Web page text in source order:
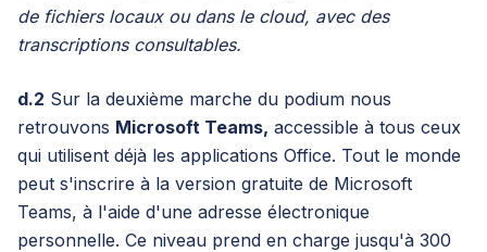
de fichiers locaux ou dans le cloud, avec des
transcriptions consultables.
d.2 Sur la deuxième marche du podium nous
retrouvons Microsoft Teams, accessible à tous ceux
qui utilisent déjà les applications Office. Tout le monde
peut s'inscrire à la version gratuite de Microsoft
Teams, à l'aide d'une adresse électronique
personnelle. Ce niveau prend en charge jusqu'à 300